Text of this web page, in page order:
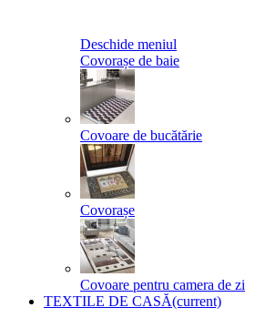
Deschide meniul
Covorașe de baie
Covoare de bucătărie
Covorașe
Covoare pentru camera de zi
TEXTILE DE CASĂ(current)